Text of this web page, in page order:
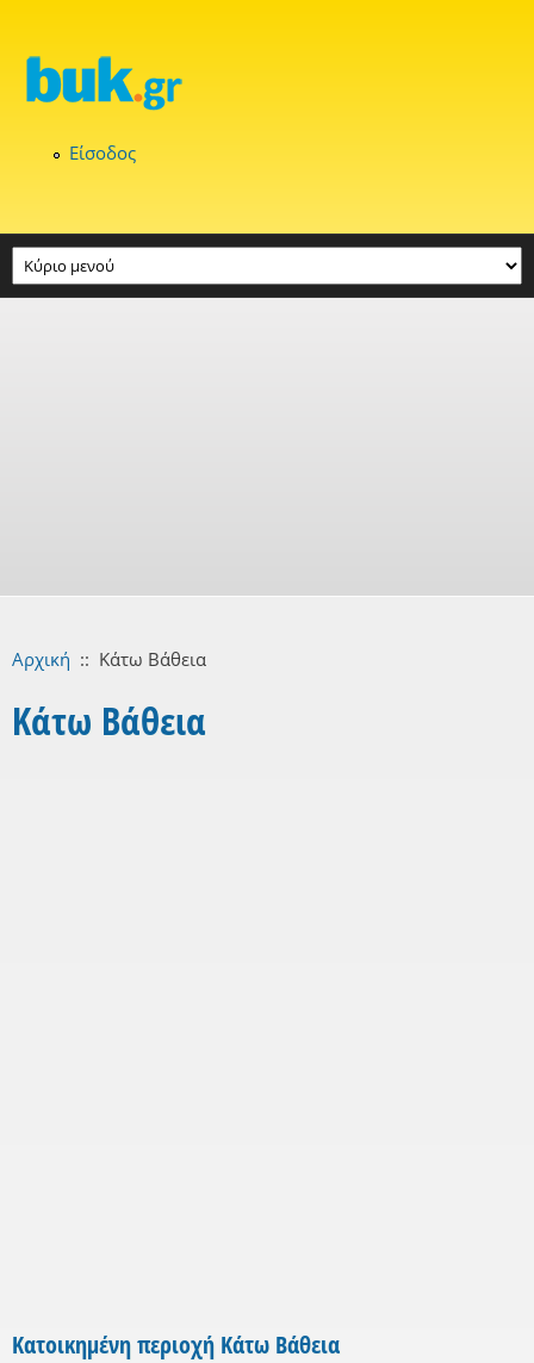
Είσοδος
Αρχική :: Κάτω Βάθεια
Κάτω Βάθεια
Κατοικημένη περιοχή Κάτω Βάθεια